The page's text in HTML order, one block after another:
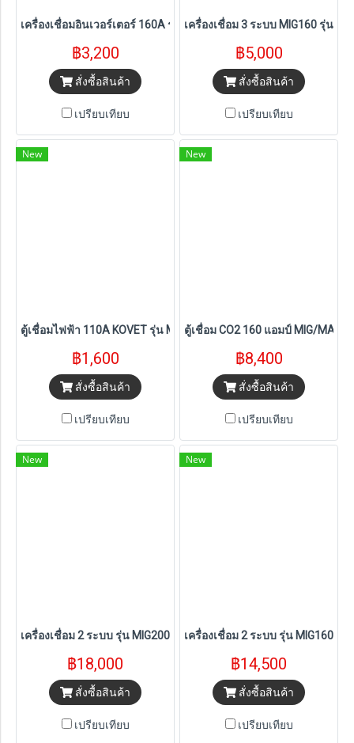
เครื่องเชื่อมอินเวอร์เตอร์ 160A รุ่น ARC160D JASIC
฿3,200
สั่งซื้อสินค้า
เปรียบเทียบ
เครื่องเชื่อม 3 ระบบ MIG160 รุ่น
฿5,000
สั่งซื้อสินค้า
เปรียบเทียบ
New
ตู้เชื่อมไฟฟ้า 110A KOVET รุ่น MMA110MINI
฿1,600
สั่งซื้อสินค้า
เปรียบเทียบ
New
ตู้เชื่อม CO2 160 แอมป์ MIG/MAG
฿8,400
สั่งซื้อสินค้า
เปรียบเทียบ
New
เครื่องเชื่อม 2 ระบบ รุ่น MIG200D+ 1KG/5KG + JASIC แถมลวด
฿18,000
สั่งซื้อสินค้า
เปรียบเทียบ
New
เครื่องเชื่อม 2 ระบบ รุ่น MIG160D+
฿14,500
สั่งซื้อสินค้า
เปรียบเทียบ